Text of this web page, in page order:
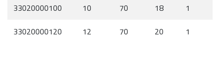
33020000100
10 70 18
1
33020000120
12 70 20 1